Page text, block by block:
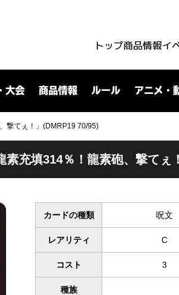
トップ商品情報イ
大会 商品情報 ルール アニメ・
撃てぇ！」(DMRP19 70/95)
素充填314％！龍素砲、撃てぇ
カードの種類 呪文
レアリティ C
コスト 3
種族